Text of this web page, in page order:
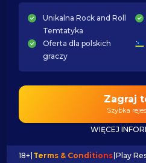
Unikalna Rock and Roll
Temtatyka
Oferta dla polskich
graczy
Zagraj
Szybka
WIĘCEJ
18+ Terms & Conditions Play